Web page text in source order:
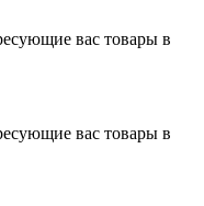
вас товары в
вас товары в